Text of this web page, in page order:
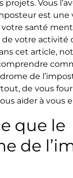
Vous
est une
santé
votre activité
cet article,
de
de vous
aider à vous
que le
de